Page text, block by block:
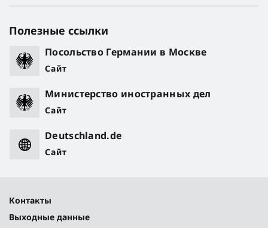
Полезные ссылки
Посольство Германии в Москве
Сайт
Министерство иностранных дел
Сайт
Deutschland.de
Сайт
Контакты
Выходные данные